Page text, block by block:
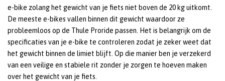
e-bike zolang het gewicht van je fiets niet boven de 20 kg uitkomt.
De meeste e-bikes vallen binnen dit gewicht waardoor ze
probleemloos op de Thule Proride passen. Het is belangrijk om de
specificaties van je e-bike te controleren zodat je zeker weet dat
het gewicht binnen de limiet blijft. Op die manier ben je verzekerd
van een veilige en stabiele rit zonder je zorgen te hoeven maken
over het gewicht van je fiets.